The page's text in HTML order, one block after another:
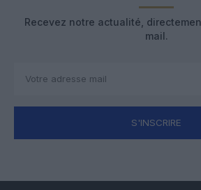
Recevez notre actualité,
mail.
S'INSCRIRE